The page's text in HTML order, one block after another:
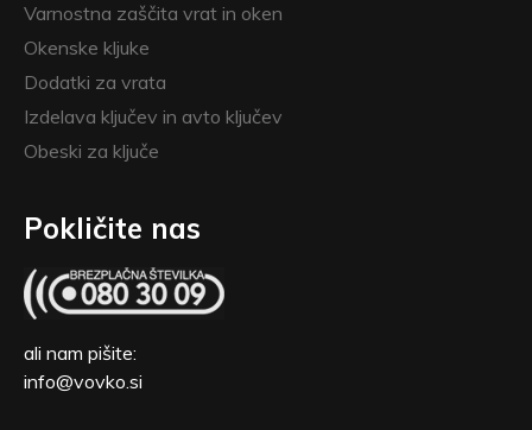
Varnostna zaščita vrat in oken
Okenske kljuke
Dodatki za vrata
Izdelava ključev in avto ključev
Obeski za ključe
Pokličite nas
ali nam pišite:
info@vovko.si